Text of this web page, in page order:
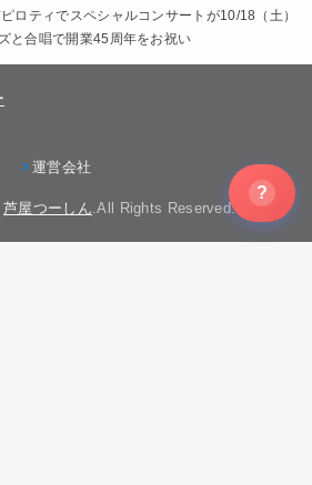
ロティでスペシャルコンサートが10/18（土）
と合唱で開業45周年をお祝い
運営会社
芦屋つーしん .All Rights Reserved.
?